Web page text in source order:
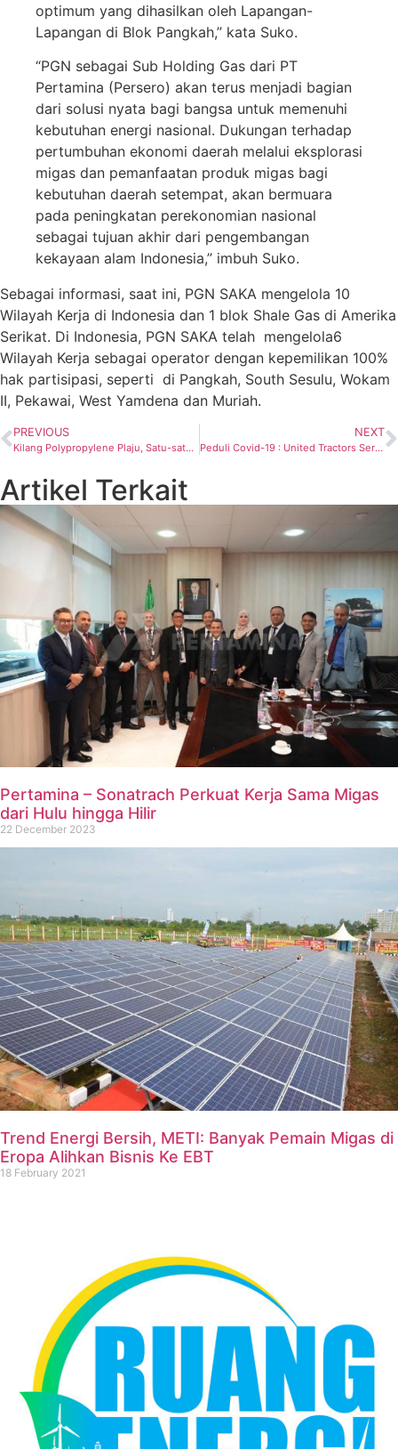
optimum yang dihasilkan oleh Lapangan-
Lapangan di Blok Pangkah,” kata Suko.
“PGN sebagai Sub Holding Gas dari PT
Pertamina (Persero) akan terus menjadi bagian
dari solusi nyata bagi bangsa untuk memenuhi
kebutuhan energi nasional. Dukungan terhadap
pertumbuhan ekonomi daerah melalui eksplorasi
migas dan pemanfaatan produk migas bagi
kebutuhan daerah setempat, akan bermuara
pada peningkatan perekonomian nasional
sebagai tujuan akhir dari pengembangan
kekayaan alam Indonesia,” imbuh Suko.
Sebagai informasi, saat ini, PGN SAKA mengelola 10
Wilayah Kerja di Indonesia dan 1 blok Shale Gas di Amerika
Serikat. Di Indonesia, PGN SAKA telah mengelola6
Wilayah Kerja sebagai operator dengan kepemilikan 100%
hak partisipasi, seperti di Pangkah, South Sesulu, Wokam
II, Pekawai, West Yamdena dan Muriah.
PREVIOUS
Kilang Polypropylene Plaju, Satu-satunya Penghasil Bahan Baku Plastik Milik Pertamina
NEXT
Peduli Covid-19 : United Tractors Serahkan Bantuan Ventilator Kepada Gubernur Jawa Timur.
Artikel Terkait
Pertamina – Sonatrach Perkuat Kerja Sama Migas
dari Hulu hingga Hilir
22 December 2023
Trend Energi Bersih, METI: Banyak Pemain Migas di
Eropa Alihkan Bisnis Ke EBT
18 February 2021